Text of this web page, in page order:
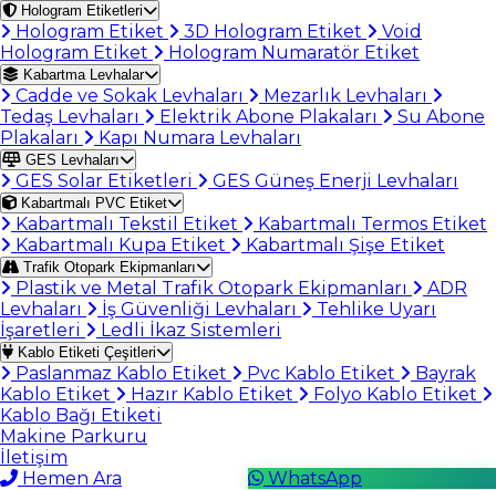
Hologram Etiketleri
Hologram Etiket 3D Hologram Etiket
Void
Hologram Etiket
Hologram Numaratör Etiket
Kabartma Levhalar
Cadde ve Sokak Levhaları
Mezarlık Levhaları
Tedaş Levhaları
Elektrik Abone Plakaları
Su Abone
Plakaları
Kapı Numara Levhaları
GES Levhaları
GES Solar Etiketleri GES Güneş Enerji Levhaları
Kabartmalı PVC Etiket
Kabartmalı Tekstil Etiket
Kabartmalı Termos Etiket
Kabartmalı Kupa Etiket
Kabartmalı Şişe Etiket
Trafik Otopark Ekipmanları
Plastik ve Metal Trafik Otopark Ekipmanları
ADR
Levhaları
İş Güvenliği Levhaları
Tehlike Uyarı
İşaretleri
Ledli İkaz Sistemleri
Kablo Etiketi Çeşitleri
Paslanmaz Kablo Etiket Pvc Kablo Etiket
Bayrak
Kablo Etiket
Hazır Kablo Etiket
Folyo Kablo Etiket
Kablo Bağı Etiketi
Makine Parkuru
İletişim
Hemen Ara
WhatsApp